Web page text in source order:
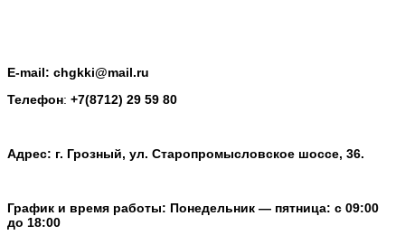
E-mail: chgkki@mail.ru
Телефон: +7(8712) 29 59 80
Адрес: г. Грозный, ул. Старопромысловское шоссе, 36.
График и время работы: Понедельник — пятница: с 09:00
до 18:00